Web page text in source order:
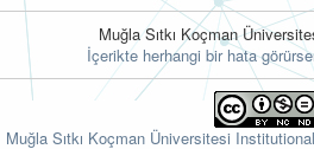
Muğla Sıtkı Koçman
İçerikte herhangi bir hata
Muğla Sıtkı Koçman Üniversitesi